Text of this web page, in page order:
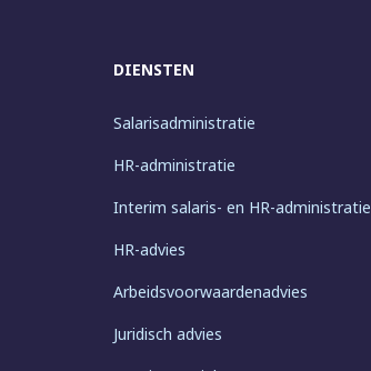
DIENSTEN
Salarisadministratie
HR-administratie
Interim salaris- en HR-administratie
HR-advies
Arbeidsvoorwaardenadvies
Juridisch advies